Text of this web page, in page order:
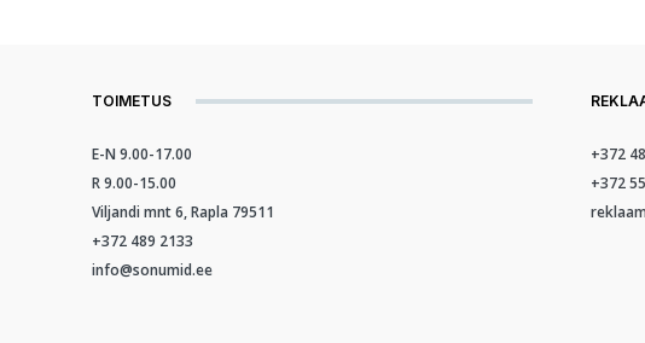
TOIMETUS
E-N 9.00-17.00
R 9.00-15.00
Viljandi mnt 6, Rapla 79511
+372 489 2133
info@sonumid.ee
+372
+372